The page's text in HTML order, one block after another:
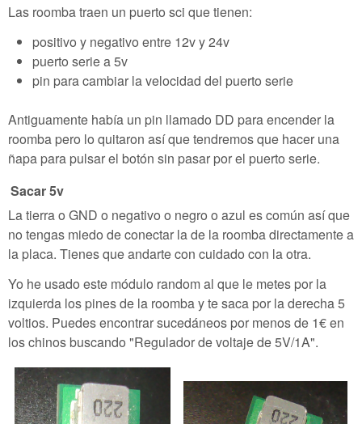
Las roomba traen un puerto sci que tienen:
positivo y negativo entre 12v y 24v
puerto serie a 5v
pin para cambiar la velocidad del puerto serie
Antiguamente había un pin llamado DD para encender la
roomba pero lo quitaron así que tendremos que hacer una
ñapa para pulsar el botón sin pasar por el puerto serie.
Sacar 5v
La tierra o GND o negativo o negro o azul es común así que
no tengas miedo de conectar la de la roomba directamente a
la placa. Tienes que andarte con cuidado con la otra.
Yo he usado este módulo random al que le metes por la
izquierda los pines de la roomba y te saca por la derecha 5
voltios. Puedes encontrar sucedáneos por menos de 1€ en
los chinos buscando "Regulador de voltaje de 5V/1A".